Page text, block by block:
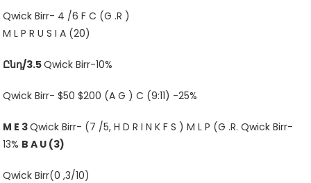
Qwick Birr- 4 /6 F C (G .R )
M L P R U S I A (20)
Ընդ/3.5Qwick Birr-10%
Qwick Birr- $50 $200 (A G ) C (9:11) -25%
M E 3Qwick Birr- (7 /5, H D R I N K F S ) M L P (G .R. Qwick Birr-
13% B A U (3)
Qwick Birr(0 ,3/10)